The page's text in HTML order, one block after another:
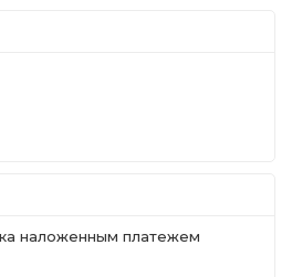
наложенным платежем